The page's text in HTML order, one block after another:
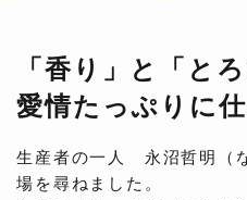
「香り」と「と
愛情たっぷりに
生産者の一人 永沼哲明（
場を尋ねました。